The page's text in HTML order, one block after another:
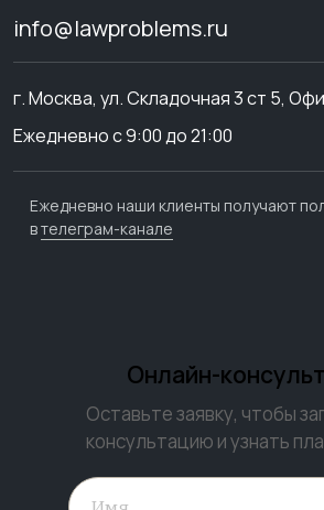
info@lawproblems.ru
г. Москва, ул. Складочная 3 ст 5,
Ежедневно с 9:00 до 21:00
Ежедневно наши клиенты получают
втелеграм-канале
Онлайн-
Оставьте заявку, чтобы
консультацию и узнать